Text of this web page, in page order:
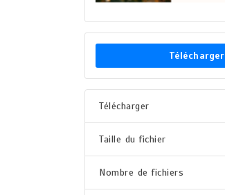
Télécharger
Télécharger
Taille du fichier
Nombre de fichiers